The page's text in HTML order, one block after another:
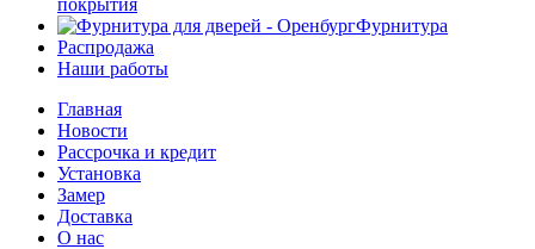
покрытия
Фурнитура
Распродажа
Наши работы
Главная
Новости
Рассрочка и кредит
Установка
Замер
Доставка
О нас